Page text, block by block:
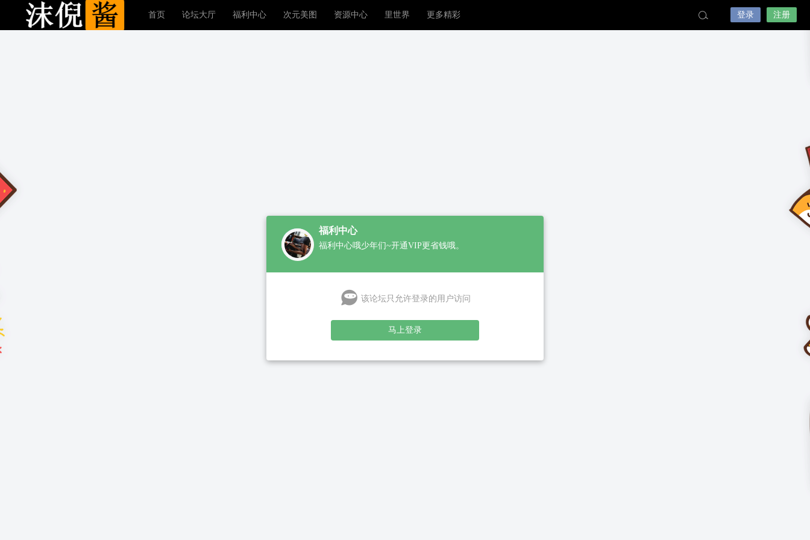
首页 论坛大厅 福利中心 次元美图 资源中心 里世界 更多精彩 登录 注册
福利中心
福利中心哦少年们~开通VIP更省钱哦。
该论坛只允许登录的用户访问
马上登录